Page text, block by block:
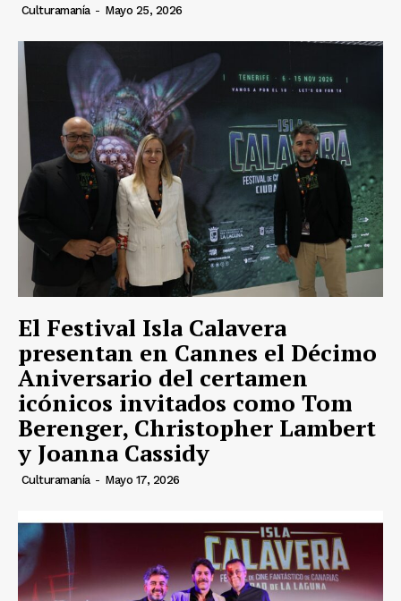
Culturamanía - Mayo 25, 2026
El Festival Isla Calavera
presentan en Cannes el Décimo
Aniversario del certamen
icónicos invitados como Tom
Berenger, Christopher Lambert
y Joanna Cassidy
Culturamanía - Mayo 17, 2026